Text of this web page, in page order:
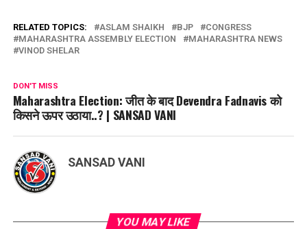
RELATED TOPICS: ASLAM SHAIKH BJP
CONGRESS
MAHARASHTRA ASSEMBLY ELECTION
MAHARASHTRA NEWS
VINOD SHELAR
DON'T MISS
Maharashtra Election: जीत के बाद Devendra Fadnavis को
किसने ऊपर उठाया..? | SANSAD VANI
SANSAD VANI
YOU MAY LIKE